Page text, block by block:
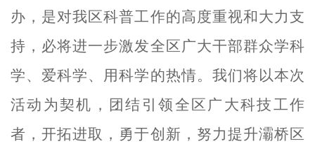
办，是对我 区科普工作的高度重视和大力支
持，必将进一步激发全 区广大干部群众学科
学、爱科学、用科学的热情。 我们将以本次
活动为契机， 团结引领全区广大科技工作
者，开拓进取，勇于创新，努力提升灞桥区